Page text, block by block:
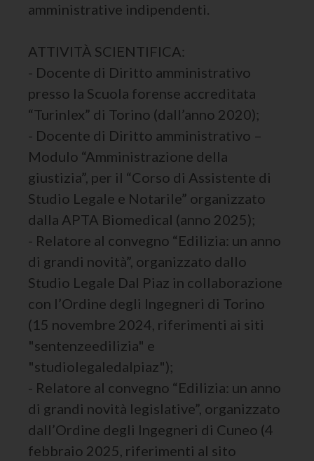
amministrative indipendenti.
ATTIVITÀ SCIENTIFICA:
- Docente di Diritto amministrativo
presso la Scuola forense accreditata
“Turinlex” di Torino (dall’anno 2020);
- Docente di Diritto amministrativo –
Modulo “Amministrazione della
giustizia”, per il “Corso di Assistente di
Studio Legale e Notarile” organizzato
dalla APTA Biomedical (anno 2025);
- Relatore al convegno “Edilizia: un anno
di grandi novità”, organizzato dallo
Studio Legale Dal Piaz in collaborazione
con l’Ordine degli Ingegneri di Torino
(15 novembre 2024, riferimenti ai siti
"sentenzeedilizia" e
"studiolegaledalpiaz");
- Relatore al convegno “Edilizia: un anno
di grandi novità legislative”, organizzato
dall’Ordine degli Ingegneri di Cuneo (4
febbraio 2025, riferimenti al sito